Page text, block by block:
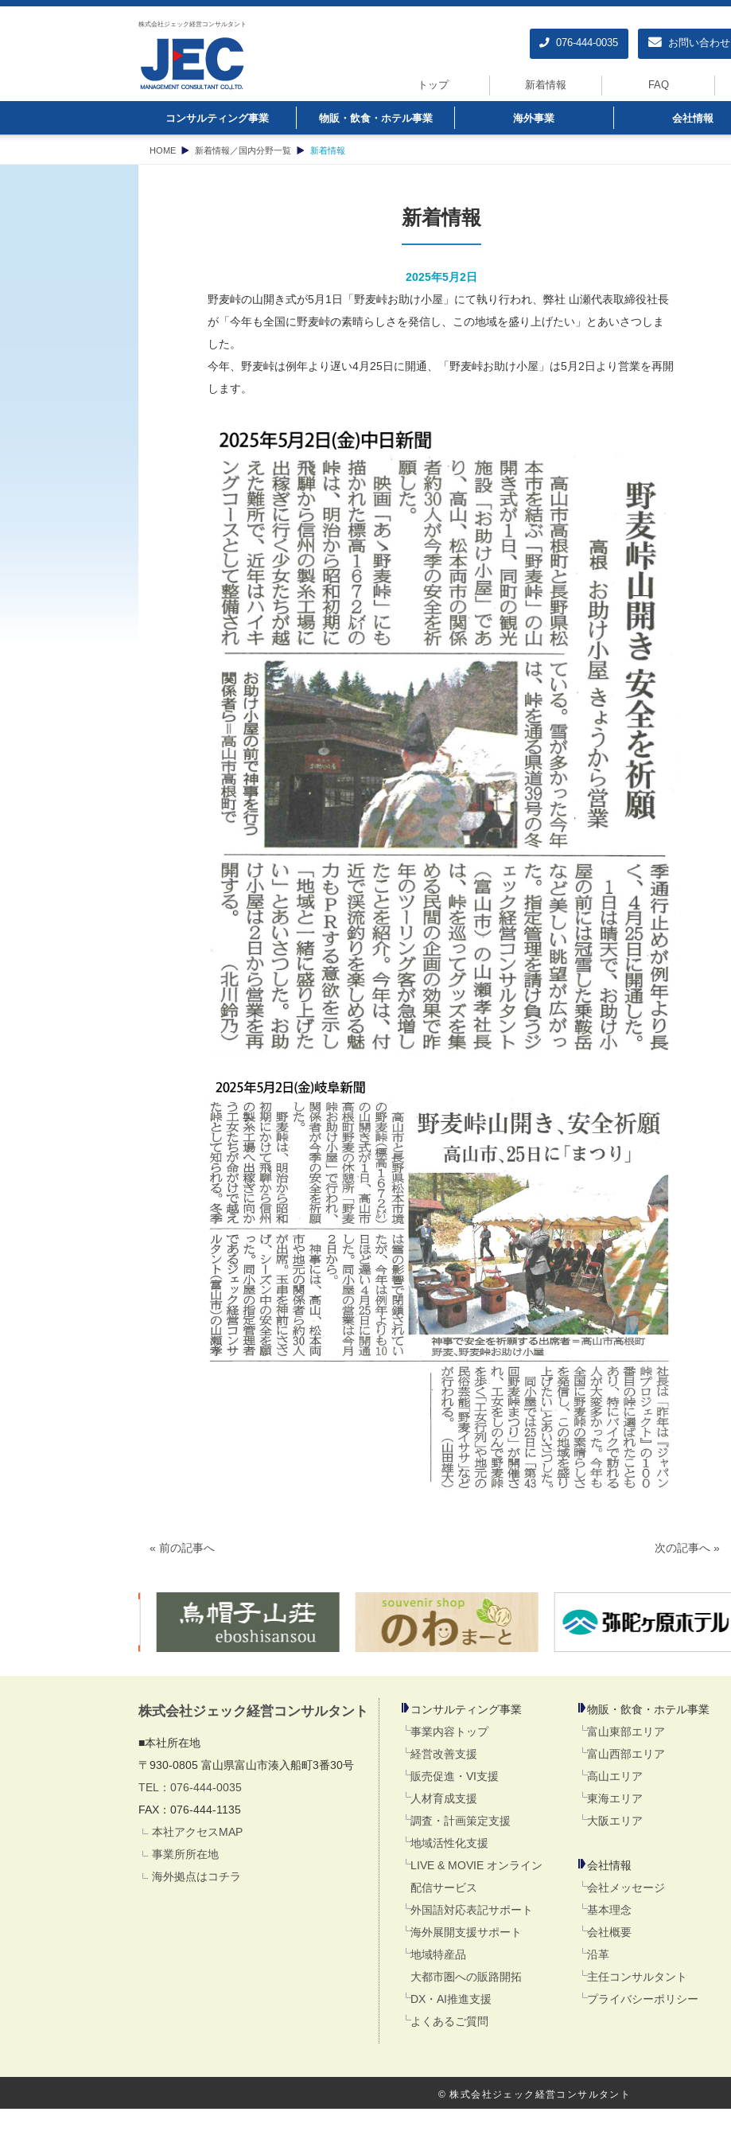
株式会社ジェック経営コンサルタント
076-444-0035 お問い合わせ
トップ 新着情報 FAQ
コンサルティング事業 物販・飲食・ホテル事業 海外事業 会社情報
HOME 新着情報／国内分野一覧 新着情報
新着情報
2025年5月2日
野麦峠の山開き式が5月1日「野麦峠お助け小屋」にて執り行われ、弊社 山瀬代表取締役社長
が「今年も全国に野麦峠の素晴らしさを発信し、この地域を盛り上げたい」とあいさつしま
した。
今年、野麦峠は例年より遅い4月25日に開通、「野麦峠お助け小屋」は5月2日より営業を再開
します。
« 前の記事へ 次の記事へ »
株式会社ジェック経営コンサルタント
■本社所在地
〒930-0805 富山県富山市湊入船町3番30号
TEL：076-444-0035
FAX：076-444-1135
本社アクセスMAP
事業所所在地
海外拠点はコチラ
コンサルティング事業
事業内容トップ
経営改善支援
販売促進・VI支援
人材育成支援
調査・計画策定支援
地域活性化支援
LIVE & MOVIE オンライン
配信サービス
外国語対応表記サポート
海外展開支援サポート
地域特産品
大都市圏への販路開拓
DX・AI推進支援
よくあるご質問
物販・飲食・ホテル事業
富山東部エリア
富山西部エリア
高山エリア
東海エリア
大阪エリア
会社情報
会社メッセージ
基本理念
会社概要
沿革
主任コンサルタント
プライバシーポリシー
© 株式会社ジェック経営コンサルタント